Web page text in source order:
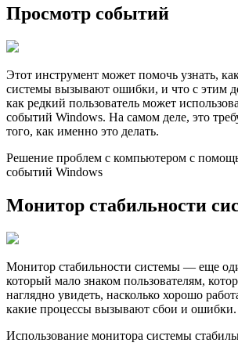
Просмотр событий
Этот инструмент может помочь узнать,
системы вызывают ошибки, и что с этим
как редкий пользователь может
событий Windows. На самом деле, это
того, как именно это делать.
Решение проблем с компьютером с
событий Windows
Монитор стабильности
Монитор стабильности системы — еще
который мало знаком пользователям,
наглядно увидеть, насколько хорошо
какие процессы вызывают сбои и ошибки.
Использование монитора системы